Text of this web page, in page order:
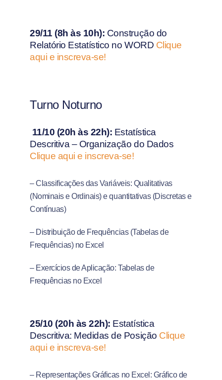
29/11 (8h às 10h): Construção do
Relatório Estatístico no WORD Clique
aqui e inscreva-se!
Turno Noturno
11/10 (20h às 22h): Estatística
Descritiva – Organização do Dados
Clique aqui e inscreva-se!
– Classificações das Variáveis: Qualitativas
(Nominais e Ordinais) e quantitativas (Discretas e
Contínuas)
– Distribuição de Frequências (Tabelas de
Frequências) no Excel
– Exercícios de Aplicação: Tabelas de
Frequências no Excel
25/10 (20h às 22h): Estatística
Descritiva: Medidas de Posição Clique
aqui e inscreva-se!
– Representações Gráficas no Excel: Gráfico de